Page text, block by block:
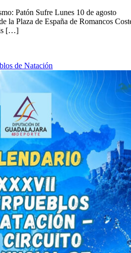
Patón Sufre Lunes 10 de agosto
la Plaza de España de Romancos
[…]
de Natación